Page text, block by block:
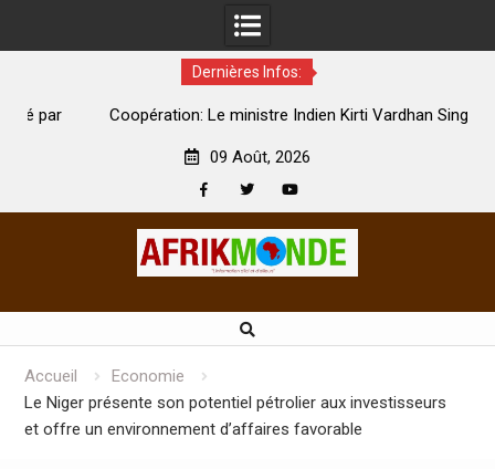
Dernières Infos:
Coopération: Le ministre Indien Kirti Vardhan Singh à
09 Août, 2026
Accueil
Economie
Le Niger présente son potentiel pétrolier aux investisseurs
et offre un environnement d’affaires favorable